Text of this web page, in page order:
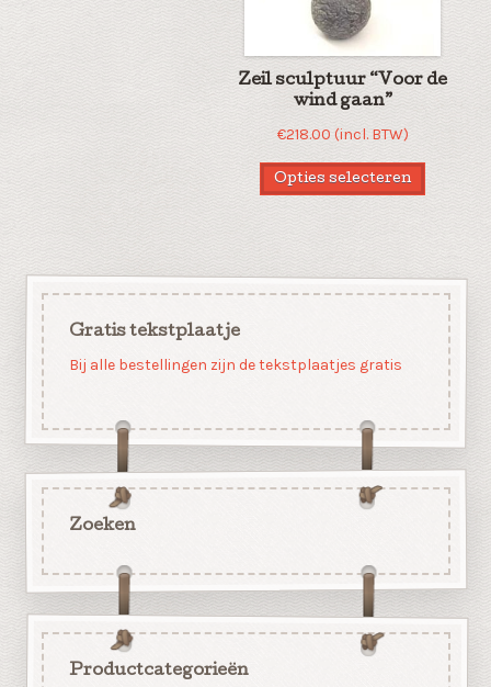
Zeil sculptuur “Voor de
wind gaan”
€218.00 (incl. BTW)
Opties selecteren
Gratis tekstplaatje
Bij alle bestellingen zijn de tekstplaatjes gratis
Zoeken
Productcategorieën